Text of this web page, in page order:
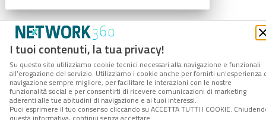
I tuoi contenuti, la tua privacy!
Su questo sito utilizziamo cookie tecnici necessari alla navigazione e funzionali
all’erogazione del servizio. Utilizziamo i cookie anche per fornirti un’esperienza
navigazione sempre migliore, per facilitare le interazioni con le nostre
funzionalità social e per consentirti di ricevere comunicazioni di marketing
aderenti alle tue abitudini di navigazione e ai tuoi interessi.
Puoi esprimere il tuo consenso cliccando su ACCETTA TUTTI I COOKIE.